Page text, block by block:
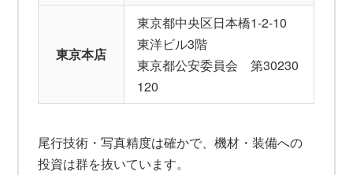
東京本店
東京都中央区日本橋1-2-10
東洋ビル3階
東京都公安委員会 第30230
120
尾行技術・写真精度は確かで、機材・装備への
投資は群を抜いています。